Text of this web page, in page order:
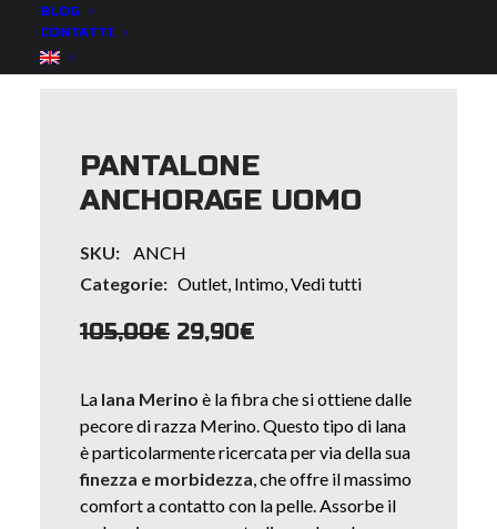
BLOG
CONTATTI
PANTALONE
ANCHORAGE UOMO
SKU:
ANCH
Categorie: Outlet, Intimo,Vedi tutti
105,00€ Il
era:
105,00€.
29,90€
è:
29,90€.
La lana Merino è la fibra che si ottiene dalle
pecore di razza Merino. Questo tipo di lana
è particolarmente ricercata per via della sua
finezza e morbidezza, che offre il massimo
comfort a contatto con la pelle. Assorbe il